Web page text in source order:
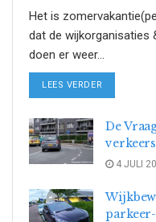
Het is
dat de wijkorganisaties
doen er weer...
LEES VERDER
De
4 JULI